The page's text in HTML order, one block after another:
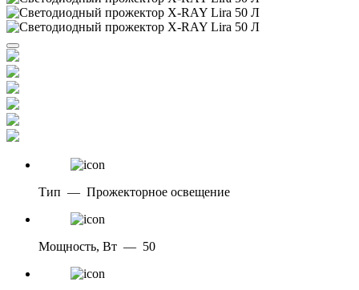
Тип — Прожекторное освещение
Мощность, Вт — 50